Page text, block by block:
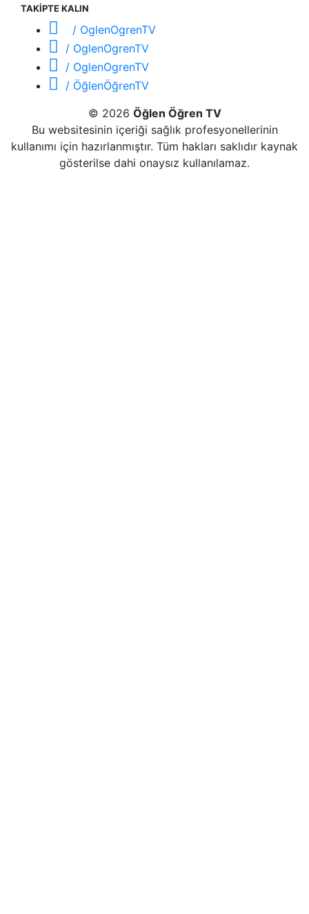
TAKİPTE KALIN
/ OglenOgrenTV
/ OglenOgrenTV
/ OglenOgrenTV
/ ÖğlenÖğrenTV
© 2026 Öğlen Öğren TV
Bu websitesinin içeriği sağlık profesyonellerinin
kullanımı için hazırlanmıştır. Tüm hakları saklıdır kaynak
gösterilse dahi onaysız kullanılamaz.